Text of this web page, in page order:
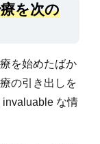
を次の
を始めたばか
の引き出しを
invaluable な情